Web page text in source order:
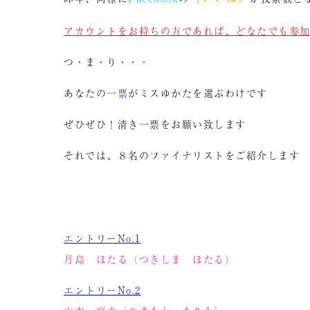
アカウントをお持ちの方であれば、どなたでも参
つ・ま・り・・・
あなたの一票がミスゆかたを選ぶわけです
ぜひぜひ！清き一票をお願い致します
それでは、８名のファイナリストをご紹介します
エントリーNo.1
月島 ほたる（つきしま ほたる）
エントリーNo.2